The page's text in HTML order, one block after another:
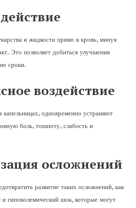
и жидкости прямо в кровь, минуя
Это позволяет добиться улучшения
сроки.
воздействие
капельницах, одновременно устраняют
боль, тошноту, слабость и
осложнений
развитие таких осложнений, как
и гиповолемический шок, которые могут